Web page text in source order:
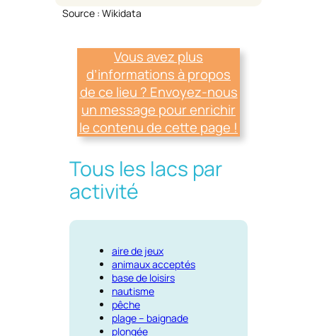
Source : Wikidata
Vous avez plus
d’informations à propos
de ce lieu ? Envoyez-nous
un message pour enrichir
le contenu de cette page !
Tous les lacs par
activité
aire de jeux
animaux acceptés
base de loisirs
nautisme
pêche
plage – baignade
plongée